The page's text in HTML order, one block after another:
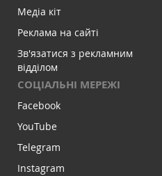
Медіа кіт
Реклама на сайті
Зв'язатися з рекламним
відділом
СОЦІАЛЬНІ МЕРЕЖІ
Facebook
YouTube
Telegram
Instagram